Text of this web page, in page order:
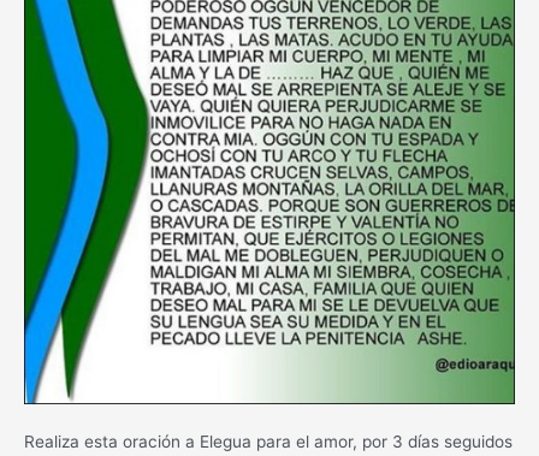
Realiza esta oración a Elegua para el amor, por 3 días seguidos